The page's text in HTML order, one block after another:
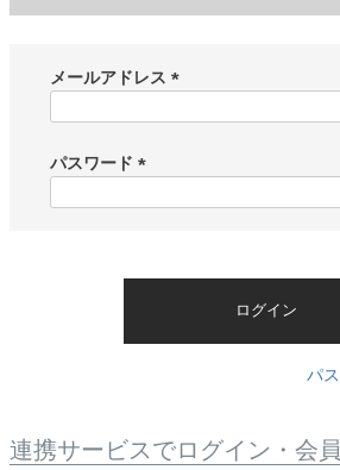
メールアドレス
)
パスワード
ログイン
パ
連携サービスでログイン・会